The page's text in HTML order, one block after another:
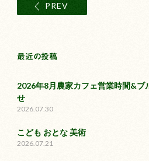
PREV
最近の投稿
2026年8月農家カフェ営業時間&ブ
せ
2026.07.30
こども おとな 美術
2026.07.21